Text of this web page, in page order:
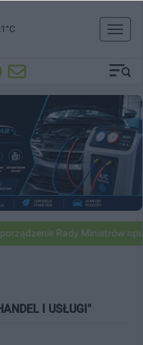
Toggle
Rady Ministrów
I USŁUGI"